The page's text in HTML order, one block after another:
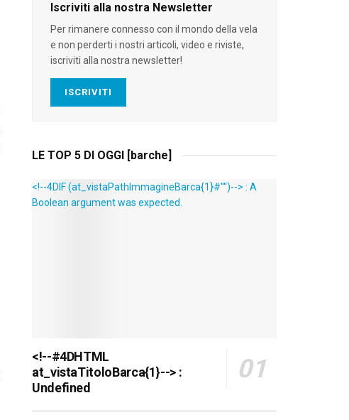
Iscriviti alla nostra Newsletter
Per rimanere connesso con il mondo della vela
e non perderti i nostri articoli, video e riviste,
iscriviti alla nostra newsletter!
ISCRIVITI
LE TOP 5 DI OGGI [barche]
<!--4DIF (at_vistaPathImmagineBarca{1}#"")--> : A
Boolean argument was expected.
<!--#4DHTML
at_vistaTitoloBarca{1}--> :
Undefined